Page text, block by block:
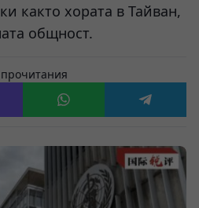
както хората в Тайван,
общност.